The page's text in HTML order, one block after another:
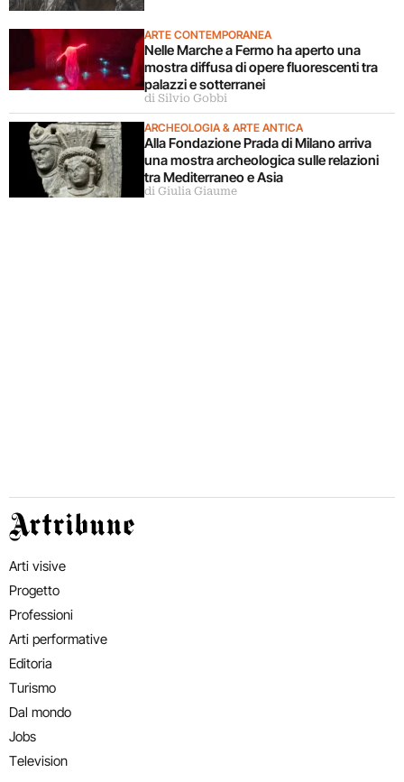
ARTE CONTEMPORANEA
Nelle Marche a Fermo ha aperto una
mostra diffusa di opere fluorescenti tra
palazzi e sotterranei
di Silvio Gobbi
ARCHEOLOGIA & ARTE ANTICA
Alla Fondazione Prada di Milano arriva
una mostra archeologica sulle relazioni
tra Mediterraneo e Asia
di Giulia Giaume
Artribune
Arti visive
Progetto
Professioni
Arti performative
Editoria
Turismo
Dal mondo
Jobs
Television